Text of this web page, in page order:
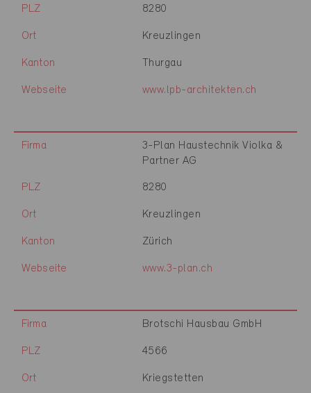
PLZ 8280
Ort Kreuzlingen
Kanton Thurgau
Webseite www.lpb-architekten.ch
Firma
3-Plan Haustechnik Violka &
Partner AG
PLZ 8280
Ort Kreuzlingen
Kanton Zürich
Webseite www.3-plan.ch
Firma Brotschi Hausbau GmbH
PLZ 4566
Ort Kriegstetten